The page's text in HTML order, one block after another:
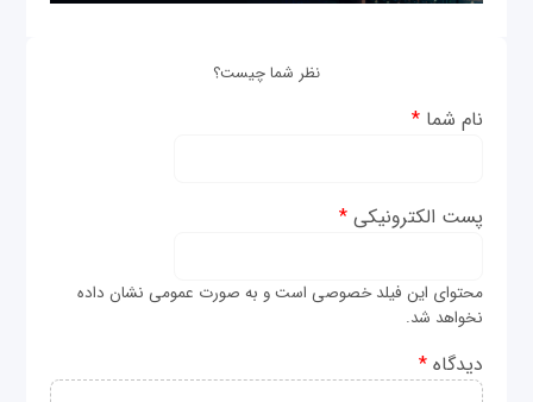
نظر شما چیست؟
نام شما*
پست الکترونیکی*
محتوای این فیلد خصوصی است و به صورت عمومی نشان داده
نخواهد شد.
دیدگاه*